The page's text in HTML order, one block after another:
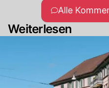
Alle
Weiterlesen